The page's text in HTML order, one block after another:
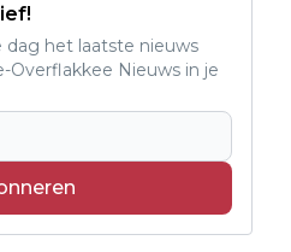
dag het laatste nieuws
Overflakkee Nieuws in je